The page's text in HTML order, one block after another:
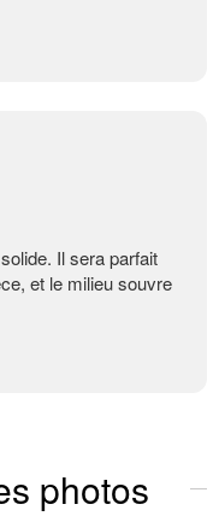
Il sera parfait
et le milieu souvre
photos